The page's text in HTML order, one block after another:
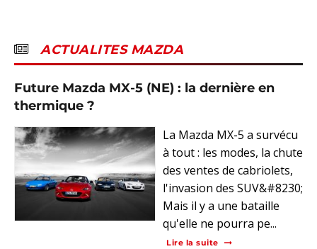
ACTUALITES MAZDA
Future Mazda MX-5 (NE) : la dernière en
thermique ?
La Mazda MX-5 a survécu
à tout : les modes, la chute
des ventes de cabriolets,
l'invasion des SUV&#8230;
Mais il y a une bataille
qu'elle ne pourra pe...
Lire la suite